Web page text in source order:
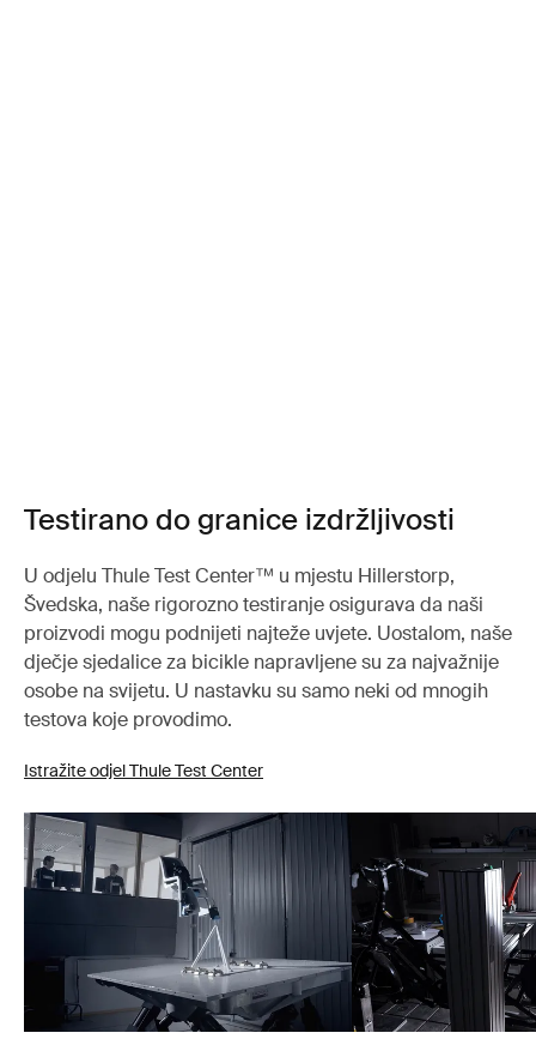
Testirano do granice izdržljivosti
U odjelu Thule Test Center™ u mjestu Hillerstorp,
Švedska, naše rigorozno testiranje osigurava da naši
proizvodi mogu podnijeti najteže uvjete. Uostalom, naše
dječje sjedalice za bicikle napravljene su za najvažnije
osobe na svijetu. U nastavku su samo neki od mnogih
testova koje provodimo.
Istražite odjel Thule Test Center